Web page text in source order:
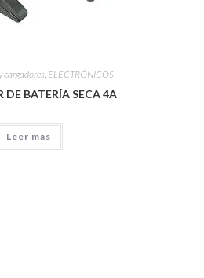
cargadores, ELECTRÓNICOS
DE BATERÍA SECA 4A
Leer más